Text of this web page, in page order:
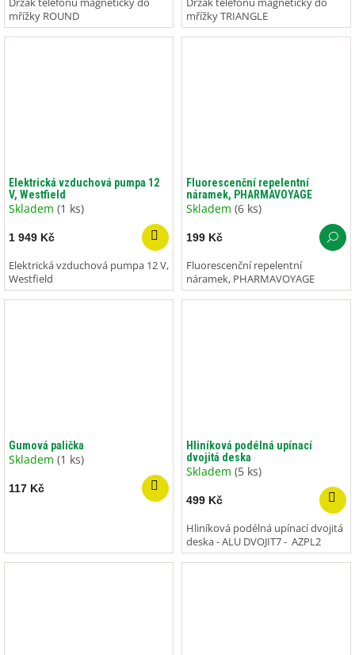
Držák telefonu magnetický do
mřížky ROUND
Držák telefonu magnetický do
mřížky TRIANGLE
Elektrická vzduchová pumpa 12
V, Westfield
Skladem (1 ks)
1 949 Kč
Elektrická vzduchová pumpa 12 V,
Westfield
Fluorescenční repelentní
náramek, PHARMAVOYAGE
Skladem (6 ks)
199 Kč
Fluorescenční repelentní
náramek, PHARMAVOYAGE
Gumová palička
Skladem (1 ks)
117 Kč
Hliníková podélná upínací
dvojitá deska
Skladem (5 ks)
499 Kč
Hliníková podélná upínací dvojitá
deska - ALU DVOJIT7 - AZPL2